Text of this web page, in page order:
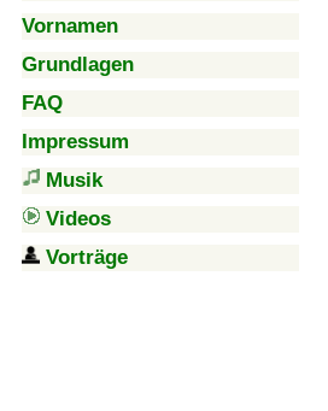
Vornamen
Grundlagen
FAQ
Impressum
Musik
Videos
Vorträge